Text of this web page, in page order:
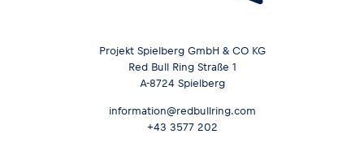
Projekt Spielberg GmbH & CO KG
Red Bull Ring Straße 1
A-8724 Spielberg
information@redbullring.com
+43 3577 202